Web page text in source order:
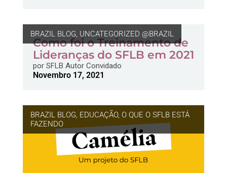
BRAZIL BLOG, UNCATEGORIZED @BRAZIL
Como foi o Treinamento de
Lideranças do SFLB em 2021
porSFLB Autor Convidado
Novembro 17, 2021
BRAZIL BLOG, EDUCAÇÃO, O QUE O SFLB ESTÁ
FAZENDO